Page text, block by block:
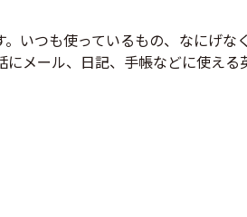
いつも使っているもの、なにげ
メール、日記、手帳などに使える